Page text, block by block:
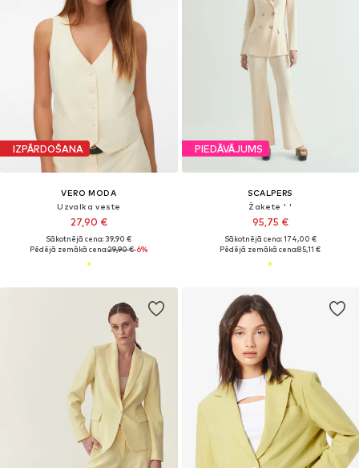
IZPĀRDOŠANA
VERO MODA
Uzvalka veste
27,90 €
Sākotnējā cena: 39,90 €
Pēdējā zemākā cena:29,90 €-6%
PIEDĀVĀJUMS
SCALPERS
Žakete ' '
95,75 €
Sākotnējā cena: 174,00 €
Pēdējā zemākā cena:85,11 €